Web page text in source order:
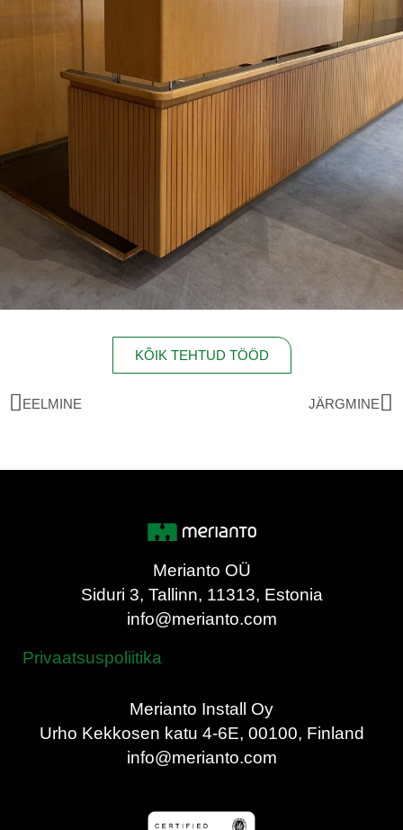
KÕIK TEHTUD TÖÖD
EELMINE JÄRGMINE
Merianto OÜ
Siduri 3, Tallinn, 11313, Estonia
info@merianto.com
Privaatsuspoliitika
Merianto Install Oy
Urho Kekkosen katu 4-6E, 00100, Finland
info@merianto.com